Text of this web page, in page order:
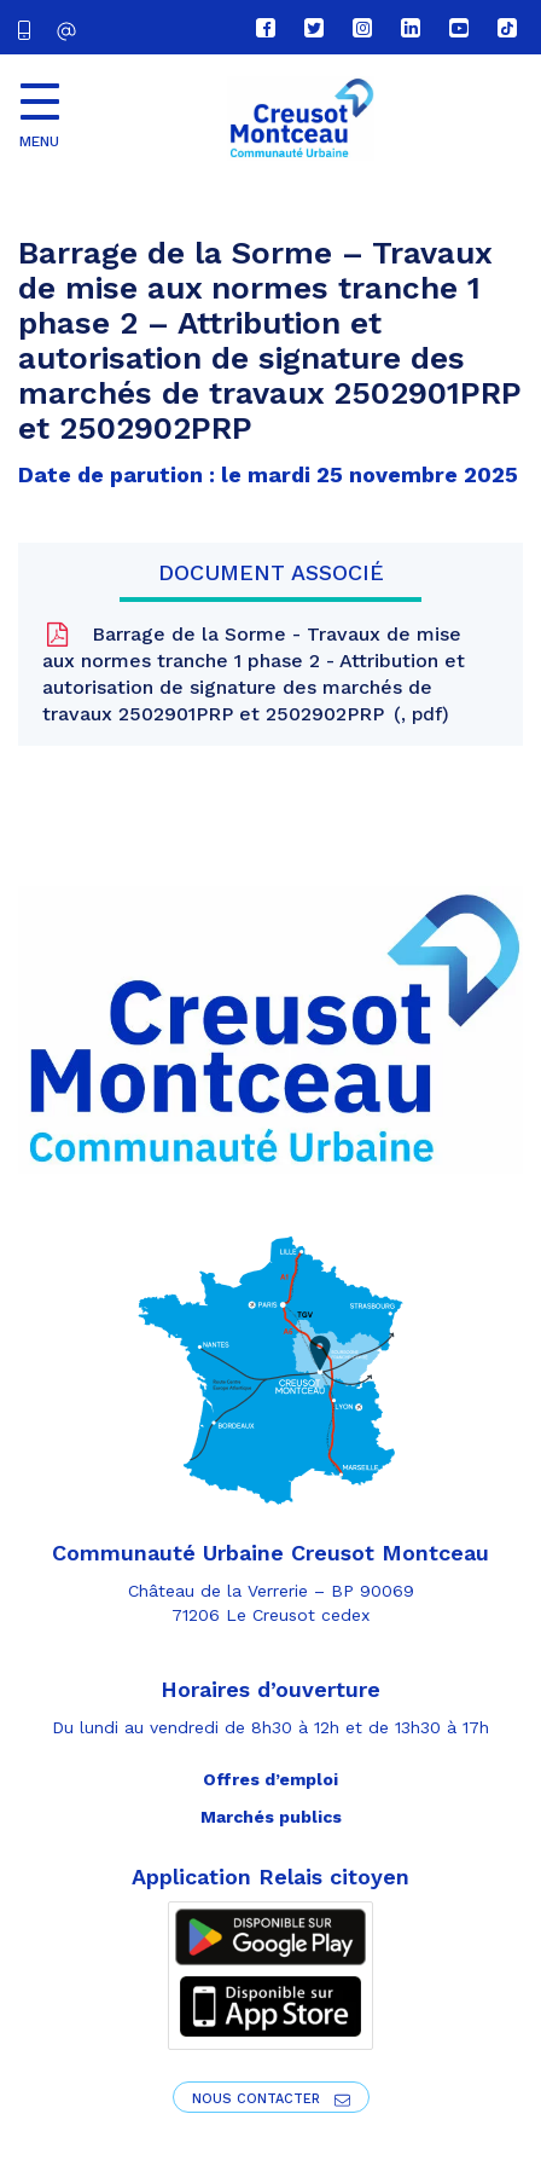
Lien
vers
compte
Facebook
Lien
vers
compte
Twitter
Lien
vers
le
compte
Lien
vers
Lien
vers
Lien
vers
MENU
Barrage de la Sorme – Travaux
de mise aux normes tranche 1
phase 2 – Attribution et
autorisation de signature des
marchés de travaux 2502901PRP
et 2502902PRP
Date de parution : le mardi 25 novembre 2025
DOCUMENT ASSOCIÉ
Barrage de la Sorme - Travaux de mise
aux normes tranche 1 phase 2 - Attribution et
autorisation de signature des marchés de
travaux 2502901PRP et 2502902PRP
, pdf
Facebook
Partager
Twitter
Partager
par
e-
mail
Communauté Urbaine Creusot Montceau
Château de la Verrerie – BP 90069
71206 Le Creusot cedex
Horaires d’ouverture
Du lundi au vendredi de 8h30 à 12h et de 13h30 à 17h
Offres d’emploi
Marchés publics
Application Relais citoyen
NOUS CONTACTER